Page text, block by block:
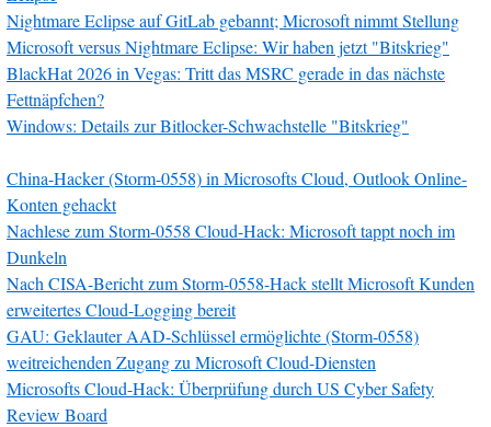
Nightmare Eclipse auf GitLab gebannt; Microsoft nimmt Stellung
Microsoft versus Nightmare Eclipse: Wir haben jetzt "Bitskrieg"
BlackHat 2026 in Vegas: Tritt das MSRC gerade in das nächste
Fettnäpfchen?
Windows: Details zur Bitlocker-Schwachstelle "Bitskrieg"
China-Hacker (Storm-0558) in Microsofts Cloud, Outlook Online-
Konten gehackt
Nachlese zum Storm-0558 Cloud-Hack: Microsoft tappt noch im
Dunkeln
Nach CISA-Bericht zum Storm-0558-Hack stellt Microsoft Kunden
erweitertes Cloud-Logging bereit
GAU: Geklauter AAD-Schlüssel ermöglichte (Storm-0558)
weitreichenden Zugang zu Microsoft Cloud-Diensten
Microsofts Cloud-Hack: Überprüfung durch US Cyber Safety
Review Board